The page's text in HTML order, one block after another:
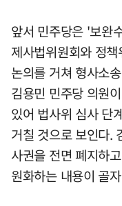
앞서 민주당은 '보완
제사법위원회와 정
논의를 거쳐 형사소
김용민 민주당 의원
있어 법사위 심사 단
거칠 것으로 보인다.
사권을 전면 폐지하
원화하는 내용이 골